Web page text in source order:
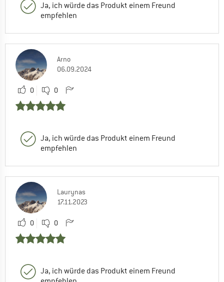
Ja, ich würde das Produkt einem Freund
empfehlen
Arno
06.09.2024
0 0
Ja, ich würde das Produkt einem Freund
empfehlen
Laurynas
17.11.2023
0 0
Ja, ich würde das Produkt einem Freund